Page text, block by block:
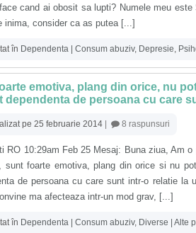
cand ai obosit sa lupti? Numele meu
inima, consider ca as putea [...]
în Dependenta | Consum abuziv, Depresie,
emotiva, plang din orice, nu
dependenta de persoana cu care
pe 25 februarie 2014 8 raspunsuri
RO 10:29am Feb 25 Mesaj: Buna ziua, Am
sunt foarte emotiva, plang din orice si nu
de persoana cu care sunt intr-o relatie la
ma afecteaza intr-un mod grav, [...]
în Dependenta | Consum abuziv, Diverse | Alte